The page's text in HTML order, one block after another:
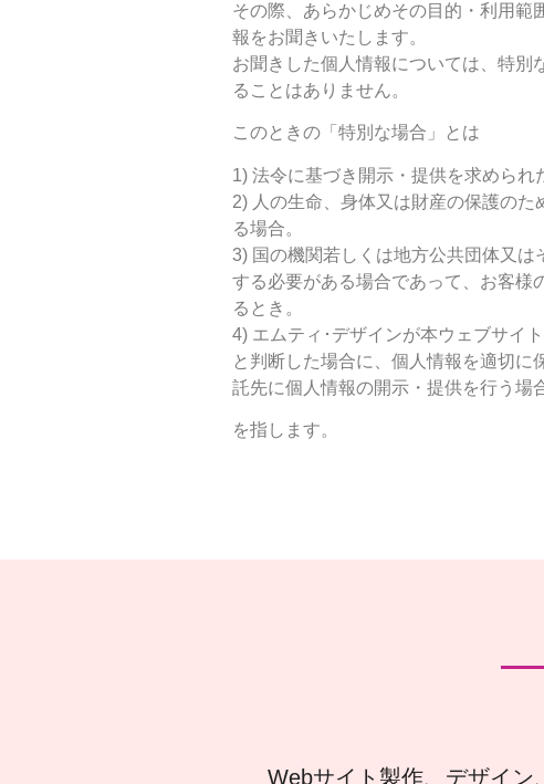
その際、あらかじめその目的・利用範
報をお聞きいたします。
お聞きした個人情報については、特別
ることはありません。
このときの「特別な場合」とは
1) 法令に基づき開示・提供を求められ
2) 人の生命、身体又は財産の保護の
る場合。
3) 国の機関若しくは地方公共団体又
する必要がある場合であって、お客様
るとき。
4) エムティ･デザインが本ウェブサイ
と判断した場合に、個人情報を適切
託先に個人情報の開示・提供を行う場
を指します。
Webサイト製作、デザイン